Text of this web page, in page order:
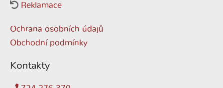
Reklamace
Ochrana osobních údajů
Obchodní podmínky
Kontakty